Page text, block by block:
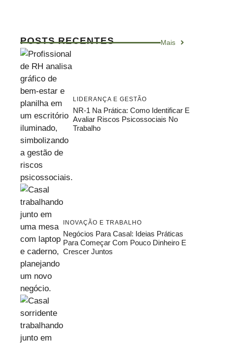
POSTS RECENTES Mais
LIDERANÇA E GESTÃO
NR-1 Na Prática: Como Identificar E
Avaliar Riscos Psicossociais No
Trabalho
INOVAÇÃO E TRABALHO
Negócios Para Casal: Ideias Práticas
Para Começar Com Pouco Dinheiro E
Crescer Juntos